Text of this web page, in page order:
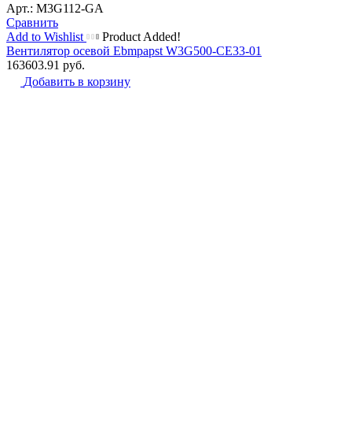
Арт.: M3G112-GA
Сравнить
Add to Wishlist
Product Added!
Вентилятор осевой Ebmpapst W3G500-CE33-01
163603.91 руб.
Добавить в корзину